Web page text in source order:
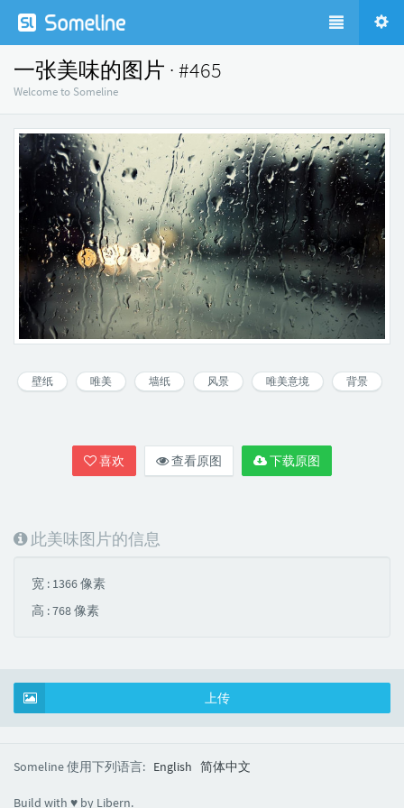
一张美味的图片 · #465
Welcome to Someline
壁纸 唯美 墙纸 风景 唯美意境 背景
喜欢 查看原图 下载原图
此美味图片的信息
宽 : 1366 像素
高 : 768 像素
上传
Someline 使用下列语言: English 简体中文
Build with ♥ by Libern.